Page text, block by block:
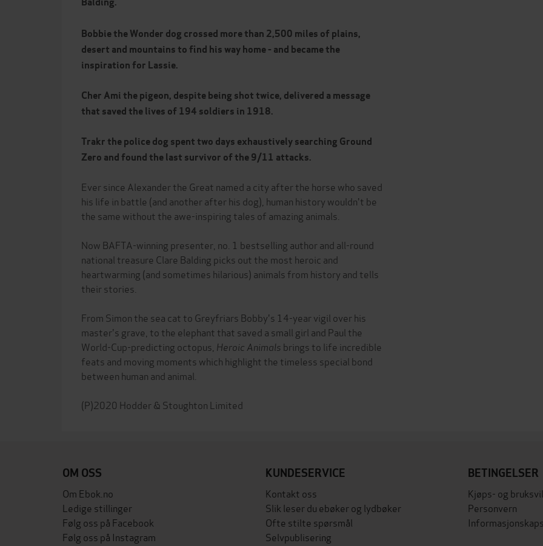
Bobbie the Wonder dog crossed more than 2,500 miles of plains,
desert and mountains to find his way home - and became the
inspiration for Lassie.
Cher Ami the pigeon, despite being shot twice, delivered a message
that saved the lives of 194 soldiers in 1918.
Trakr the police dog spent two days exhaustively searching Ground
Zero and found the last survivor of the 9/11 attacks.
Ever since Alexander the Great named a city after the horse who saved
his life in battle (and another after his dog), human history wouldn't be
the same without the awe-inspiring tales of amazing animals.
Now BAFTA-winning presenter, no. 1 bestselling author and all-round
national treasure Clare Balding picks out the most heroic and
heartwarming (and sometimes hilarious) animals from history and tells
their stories.
From Simon the sea cat to Greyfriars Bobby's 14-year vigil over his
master's grave, to the elephant that saved a small girl and Paul the
World-Cup-predicting octopus, Heroic Animals brings to life incredible
feats and moving moments which highlight the timeless special bond
between human and animal.
OM OSS
Om Ebok.no
Ledige stillinger
Følg oss på Facebook
Følg oss på Instagram
KUNDESERVICE
Kontakt oss
Slik leser du ebøker og lydbøker
Ofte stilte spørsmål
Selvpublisering
BETINGELSER
Kjøps- og
Personvern